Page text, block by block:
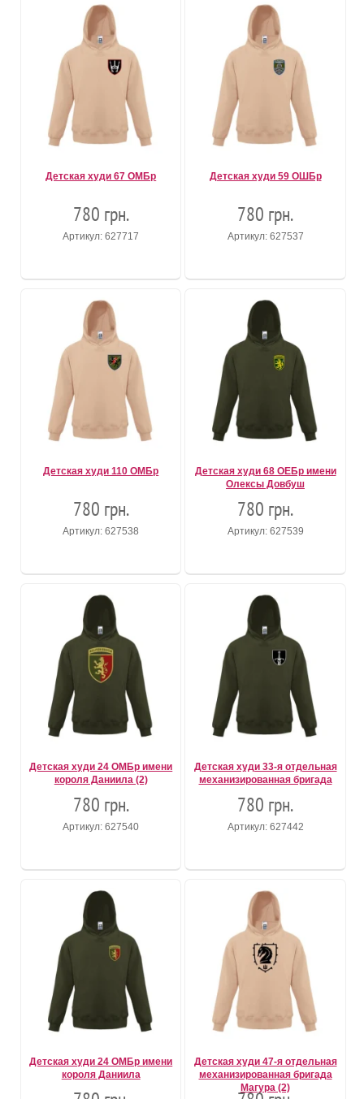
Детская худи 67 ОМБр
780 грн.
Артикул: 627717
Детская худи 59 ОШБр
780 грн.
Артикул: 627537
Детская худи 110 ОМБр
780 грн.
Артикул: 627538
Детская худи 68 ОЕБр имени
Олексы Довбуш
780 грн.
Артикул: 627539
Детская худи 24 ОМБр имени
короля Даниила (2)
780 грн.
Артикул: 627540
Детская худи 33-я отдельная
механизированная бригада
780 грн.
Артикул: 627442
Детская худи 24 ОМБр имени
короля Даниила
Детская худи 47-я отдельная
механизированная бригада
Магура (2)